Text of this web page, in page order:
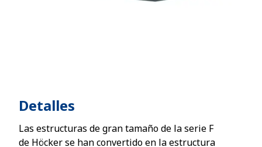
Detalles
Las estructuras de gran tamaño de la serie F
de Höcker se han convertido en la estructura